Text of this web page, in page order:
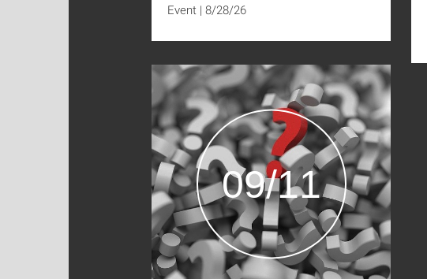
Event | 8/28/26
09/11